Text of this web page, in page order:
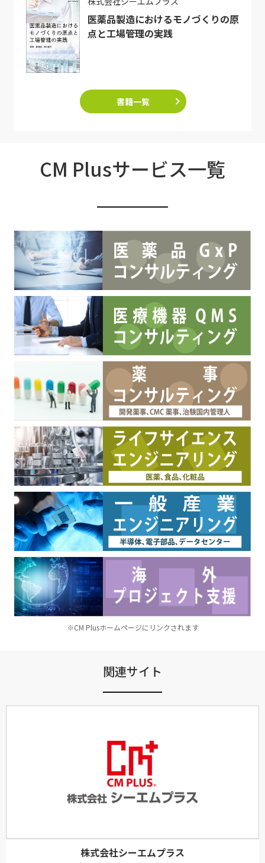
医薬品製造におけるモノづくりの原
点と工場管理の実践
書籍一覧
CM Plusサービス一覧
※CM Plusホームページにリンクされます
関連サイト
株式会社シーエムプラス